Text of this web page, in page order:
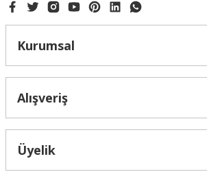
Kurumsal
Alışveriş
Üyelik